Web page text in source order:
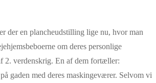
der en plancheudstilling lige nu, hvor man
om deres personlige
2. verdenskrig. En af dem fortæller:
gaden med deres maskingeværer. Selvom vi